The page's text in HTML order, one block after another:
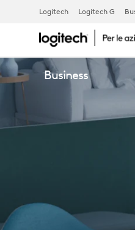
DI
Logitech Logitech G
Business